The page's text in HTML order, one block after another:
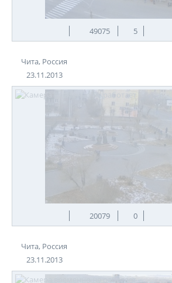
49075 5
Чита, Россия
23.11.2013
20079 0
Чита, Россия
23.11.2013